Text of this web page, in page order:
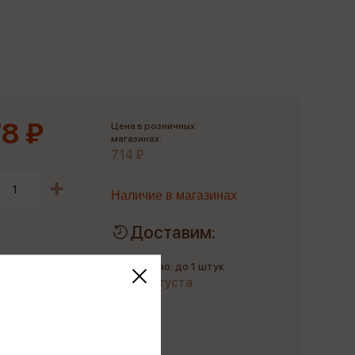
₽
Цена в розничных
магазинах:
714 ₽
Наличие в магазинах
Доставим:
Количество: до 1 штук
до 21 августа